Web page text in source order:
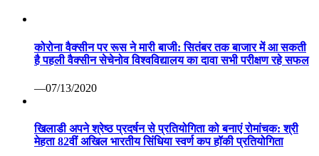
कोरोना वैक्सीन पर रूस ने मारी बाजी: सितंबर तक बाजार में आ सकती
है पहली वैक्सीन सेचेनोव विश्वविद्यालय का दावा सभी परीक्षण रहे सफल
—07/13/2020
खिलाडी अपने श्रेष्ठ प्रदर्षन से प्रतियोगिता को बनाएं रोमांचक: श्री
मेहता 82वीं अखिल भारतीय सिंधिया स्वर्ण कप हॉकी प्रतियोगिता